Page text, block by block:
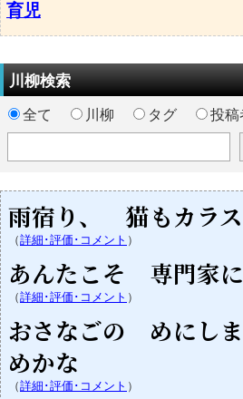
育児
川柳検索
全て 川柳 タグ 投稿
雨宿り、 猫もカラ
（詳細･評価･コメント ）
あんたこそ 専門家
（詳細･評価･コメント ）
おさなごの めにし
めかな
（詳細･評価･コメント ）